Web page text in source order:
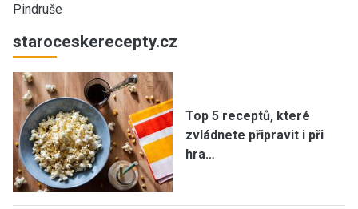
Pindruše
staroceskerecepty.cz
Top 5 receptů, které
zvládnete připravit i při
hra…